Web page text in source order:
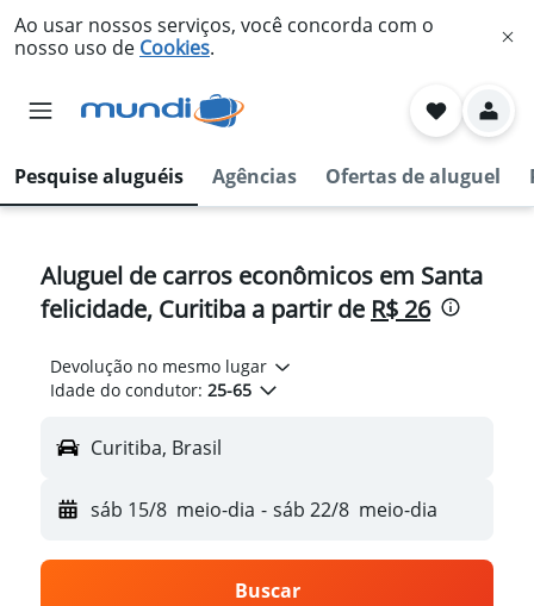
Ao usar nossos serviços, você concorda com o
nosso uso de Cookies.
Pesquise aluguéis Agências Ofertas de aluguel
Aluguel de carros econômicos em Santa
felicidade, Curitiba a partir de R$ 26
Devolução no mesmo lugar
Idade do condutor: 25-65
Curitiba, Brasil
sáb 15/8 meio-dia - sáb 22/8 meio-dia
Buscar